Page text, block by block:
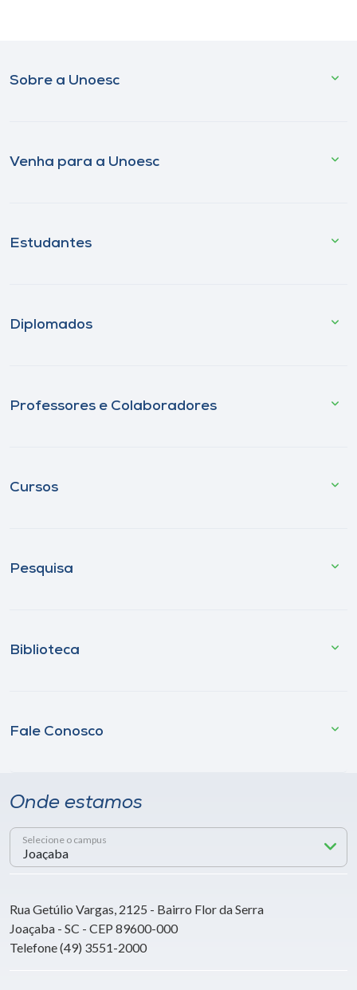
Sobre a Unoesc
Venha para a Unoesc
Estudantes
Diplomados
Professores e Colaboradores
Cursos
Pesquisa
Biblioteca
Fale Conosco
Onde estamos
Selecione o campus
Rua Getúlio Vargas, 2125 - Bairro Flor da Serra
Joaçaba - SC - CEP 89600-000
Telefone (49) 3551-2000